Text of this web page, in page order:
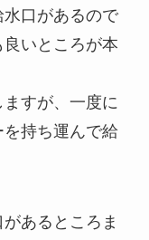
水口があるので
いところが本
すが、一度に
持ち運んで給
あるところま